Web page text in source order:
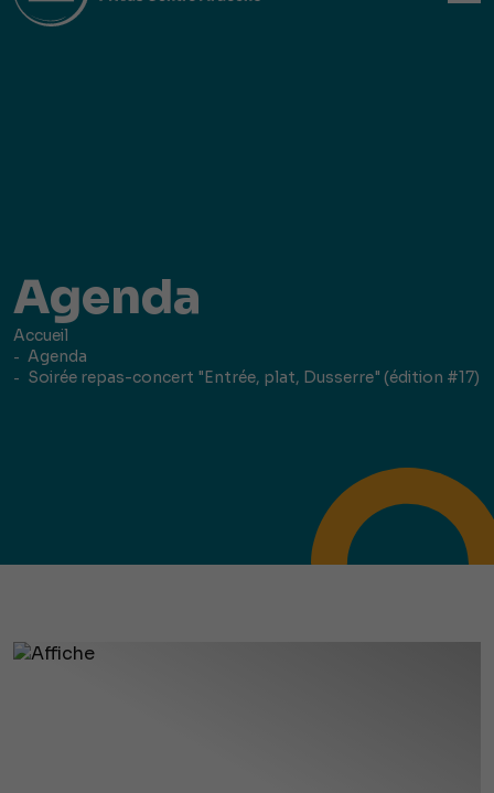
Agenda
Accueil
Agenda
Soirée repas-concert "Entrée, plat, Dusserre" (édition #17)